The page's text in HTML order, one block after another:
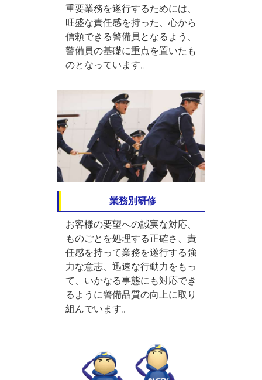
重要業務を遂行するためには、
旺盛な責任感を持った、心から
信頼できる警備員となるよう、
警備員の基礎に重点を置いたも
のとなっています。
業務別研修
お客様の要望への誠実な対応、
ものごとを処理する正確さ、責
任感を持って業務を遂行する強
力な意志、迅速な行動力をもっ
て、いかなる事態にも対応でき
るように警備品質の向上に取り
組んでいます。